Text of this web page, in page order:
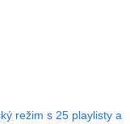
režim s 25 playlisty a